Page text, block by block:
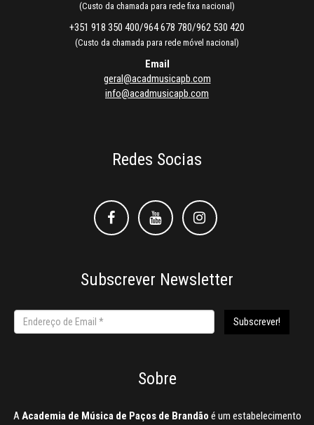
(Custo da chamada para rede fixa nacional)
+351 918 350 400/964 678 780/962 530 420
(Custo da chamada para rede móvel nacional)
Email
geral@acadmusicapb.com
info@acadmusicapb.com
Redes Socias
FacebookFacebookInstagram
Subscrever Newsletter
Sobre
AAcademia de Música de Paços de Brandão é um estabelecimento